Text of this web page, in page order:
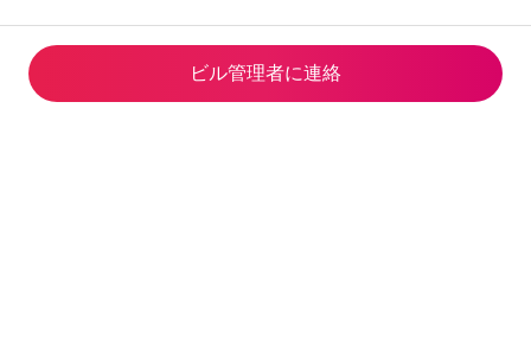
ビル管理者に連⁠絡